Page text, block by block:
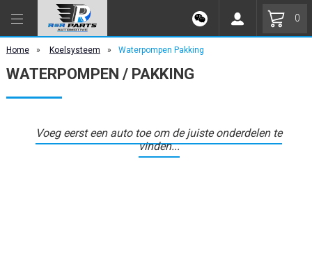
0
Home » Koelsysteem » Waterpompen Pakking
WATERPOMPEN / PAKKING
Voeg eerst een auto toe om de juiste onderdelen te
vinden...